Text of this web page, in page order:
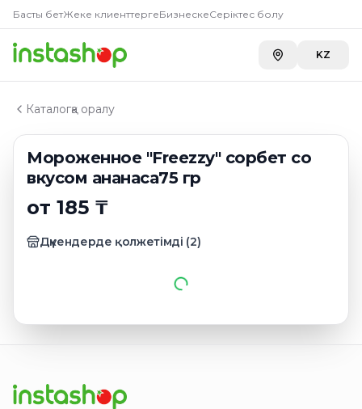
Басты бетЖеке клиенттергеБизнескеСеріктес болу
KZ
Каталогқа оралу
Мороженное "Freezzy" сорбет со
вкусом ананаса75 гр
от 185 ₸
Дүкендерде қолжетімді (2)
Главная
Каталог
Эскимо
Мороженное "Freezzy" сорбет со вкусом ананаса75